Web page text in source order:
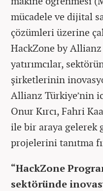
mücadele ve dijital
çözümleri üzerine
HackZone by
yatırımcılar,
şirketlerinin
Allianz Türkiye’nin
Onur Kırcı, Fahri
ile bir araya
projelerini tanıtma
“HackZone
sektöründe